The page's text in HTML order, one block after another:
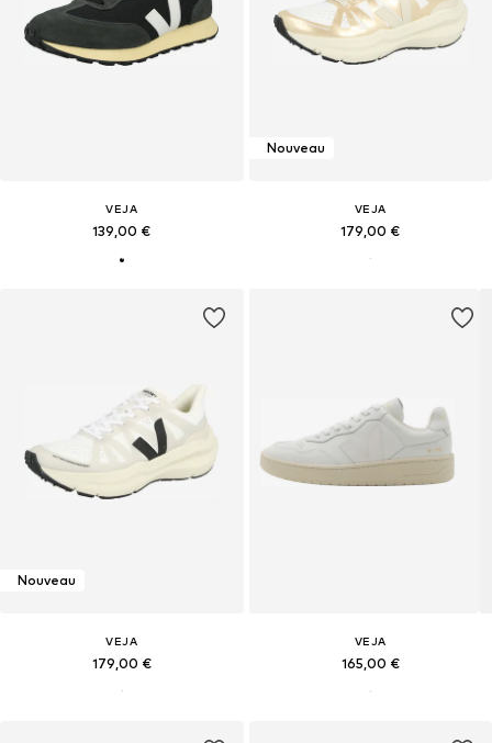
VEJA
139,00 €
Nouveau
VEJA
179,00 €
Nouveau
VEJA
179,00 €
VEJA
165,00 €